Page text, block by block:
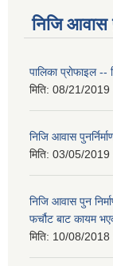
निजि आवास
पालिका प्राेफाइल --
मिति: 08/21/2019
निजि आवास
मिति: 03/05/2019
निजि आवास पुन
फर्चौट बाट कायम
मिति: 10/08/2018